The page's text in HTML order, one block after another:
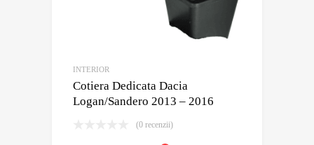
INTERIOR
Cotiera Dedicata Dacia
Logan/Sandero 2013 – 2016
(0 recenzii)